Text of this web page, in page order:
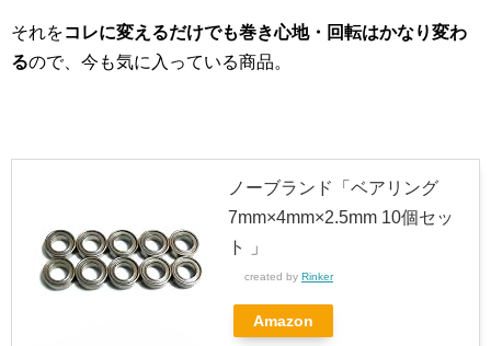
それをコレに変えるだけでも巻き心地・回転はかなり変わ
るので、今も気に入っている商品。
ノーブランド「ベアリング
7mm×4mm×2.5mm 10個セッ
ト 」
created by Rinker
Amazon